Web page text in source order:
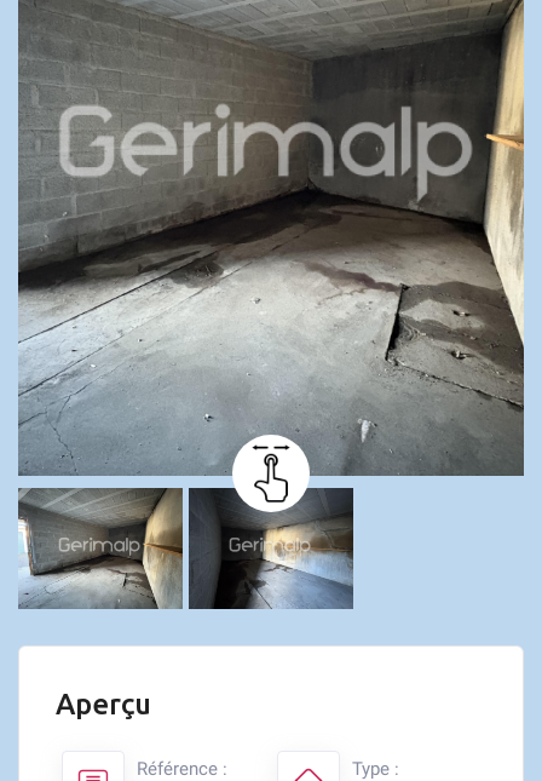
Aperçu
Référence :
Type :